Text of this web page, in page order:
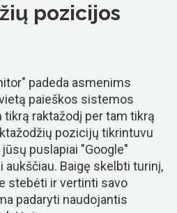
pozicijos
padeda asmenims
paieškos sistemos
raktažodį per tam tikrą
pozicijų tikrintuvu
puslapiai "Google"
aukščiau. Baigę skelbti turinį,
stebėti ir vertinti savo
padaryti naudojantis